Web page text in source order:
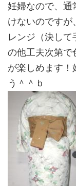
妊婦なので、通
けないのですが
レンジ（決し
の他工夫次第で
が楽しめます！
う＾＾ｂ